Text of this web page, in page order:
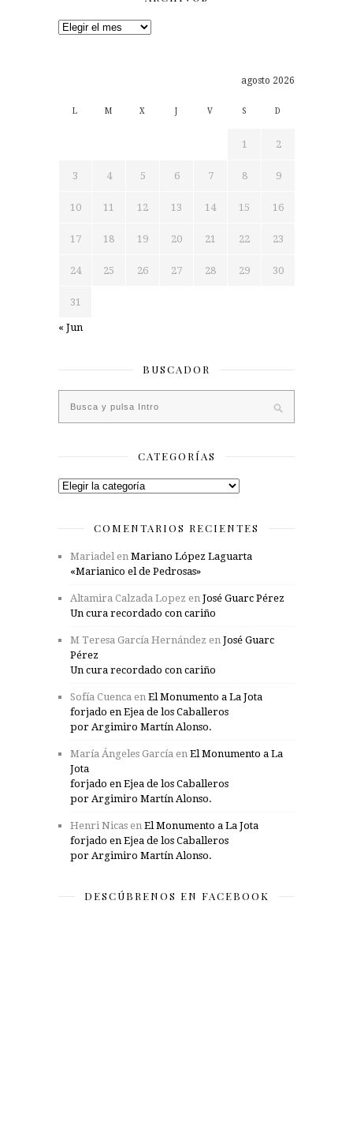
Archivos
agosto 2026
L M X J V S D
1 2
3 4 5 6 7 8 9
10 11 12 13 14 15 16
17 18 19 20 21 22 23
24 25 26 27 28 29 30
31
« Jun
BUSCADOR
CATEGORÍAS
Categorías
COMENTARIOS RECIENTES
Mariadelen Mariano López Laguarta
«Marianico el de Pedrosas»
Altamira Calzada Lopez en José Guarc Pérez
Un cura recordado con cariño
M Teresa García Hernández en José Guarc
Pérez
Un cura recordado con cariño
Sofía Cuenca en El Monumento a La Jota
forjado en Ejea de los Caballeros
por Argimiro Martín Alonso.
María Ángeles García en El Monumento a La
Jota
forjado en Ejea de los Caballeros
por Argimiro Martín Alonso.
Henri Nicas en El Monumento a La Jota
forjado en Ejea de los Caballeros
por Argimiro Martín Alonso.
DESCÚBRENOS EN FACEBOOK